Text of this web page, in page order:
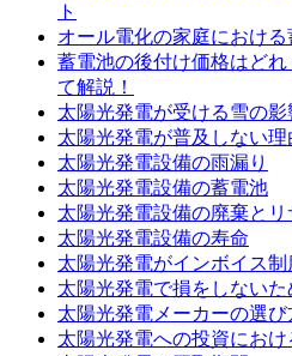
ト
オール電化の家庭における
蓄電池の後付け価格はど
て解説！
太陽光発電が受ける雪の影
太陽光発電が普及しない理
太陽光発電設備の雨漏り
太陽光発電設備の蓄電池
太陽光発電設備の廃棄と
太陽光発電設備の寿命
太陽光発電がインボイス
太陽光発電で損をしないた
太陽光発電メーカーの選び
太陽光発電への投資におけ